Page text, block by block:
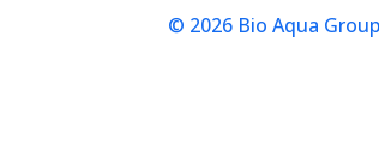
© 2026 Bio Aqua